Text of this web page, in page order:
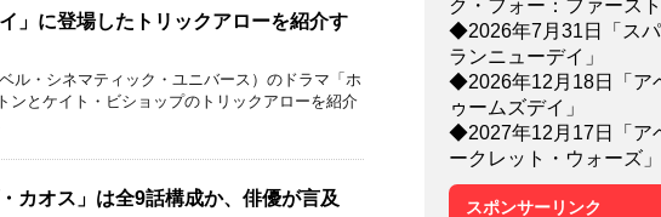
」に登場したトリックアローを紹介す
ル・シネマティック・ユニバース）のドラマ「ホ
ンとケイト・ビショップのトリックアローを紹介
カオス」は全9話構成か、俳優が言及
ク・フォー：ファース
◆2026年7月31日「ス
ランニューデイ」
◆2026年12月18日「ア
ゥームズデイ」
◆2027年12月17日「ア
ークレット・ウォーズ」
スポンサーリンク